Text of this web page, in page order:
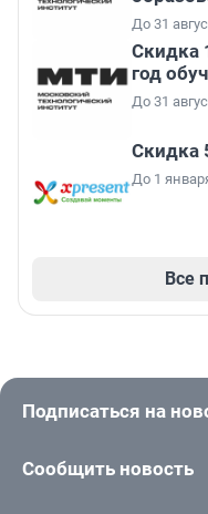
До 31
Скидка
год
До 31
Скидка
До 1
Все
Подписаться на
Сообщить новость